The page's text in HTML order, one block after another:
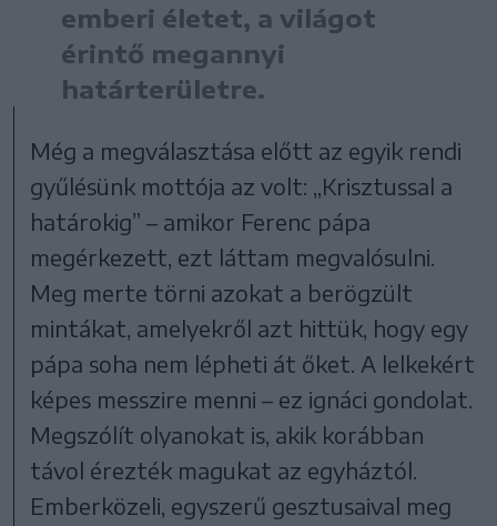
emberi életet, a világot
érintő megannyi
határterületre.
Még a megválasztása előtt az egyik rendi
gyűlésünk mottója az volt: „Krisztussal a
határokig” – amikor Ferenc pápa
megérkezett, ezt láttam megvalósulni.
Meg merte törni azokat a berögzült
mintákat, amelyekről azt hittük, hogy egy
pápa soha nem lépheti át őket. A lelkekért
képes messzire menni – ez ignáci gondolat.
Megszólít olyanokat is, akik korábban
távol érezték magukat az egyháztól.
Emberközeli, egyszerű gesztusaival meg